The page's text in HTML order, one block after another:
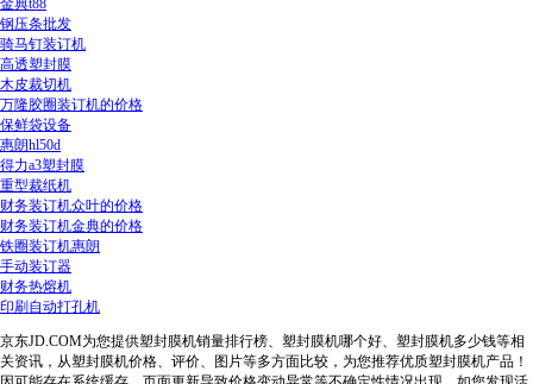
金典t88
钢压条批发
骑马钉装订机
高透塑封膜
木皮裁切机
万隆胶圈装订机的价格
保鲜袋设备
惠朗hl50d
得力a3塑封膜
重型裁纸机
财务装订机众叶的价格
财务装订机金典的价格
铁圈装订机惠朗
手动装订器
财务热熔机
印刷自动打孔机
京东JD.COM为您提供塑封膜机销量排行榜、塑封膜机哪个好、塑封膜机多少钱等相
关资讯，从塑封膜机价格、评价、图片等多方面比较，为您推荐优质塑封膜机产品！